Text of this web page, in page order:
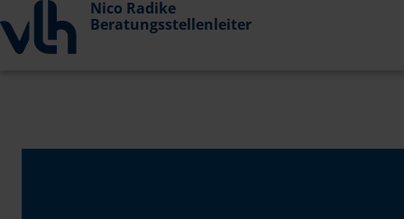
Nico Radike
Beratungsstellenleiter